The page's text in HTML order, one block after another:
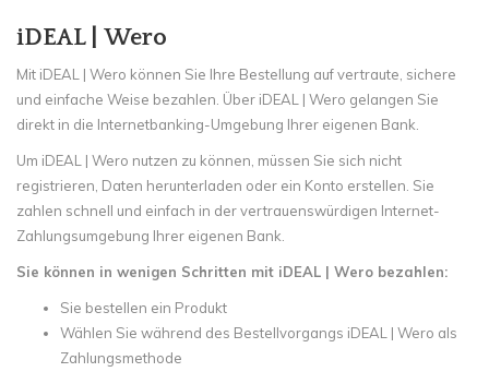
iDEAL | Wero
Mit iDEAL | Wero können Sie Ihre Bestellung auf vertraute, sichere
und einfache Weise bezahlen. Über iDEAL | Wero gelangen Sie
direkt in die Internetbanking-Umgebung Ihrer eigenen Bank.
Um iDEAL | Wero nutzen zu können, müssen Sie sich nicht
registrieren, Daten herunterladen oder ein Konto erstellen. Sie
zahlen schnell und einfach in der vertrauenswürdigen Internet-
Zahlungsumgebung Ihrer eigenen Bank.
Sie können in wenigen Schritten mit iDEAL | Wero bezahlen:
Sie bestellen ein Produkt
Wählen Sie während des Bestellvorgangs iDEAL | Wero als
Zahlungsmethode